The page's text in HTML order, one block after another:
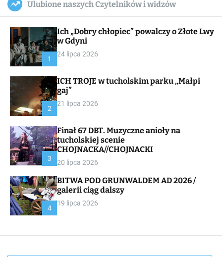
c
a
a
s
W
i
e
l
c
Ulubione naszych Czytelników i widzów
1
Ich „Dobry chłopiec” powalczy o Złote Lwy
w Gdyni
24 lipca 2026
2
ICH TROJE w tucholskim parku „Małpi
gaj”
21 lipca 2026
3
Finał 67 DBT. Muzyczne anioły na
tucholskiej scenie
CHOJNACKA//CHOJNACKI
20 lipca 2026
4
BITWA POD GRUNWALDEM AD 2026 /
galerii ciąg dalszy
19 lipca 2026